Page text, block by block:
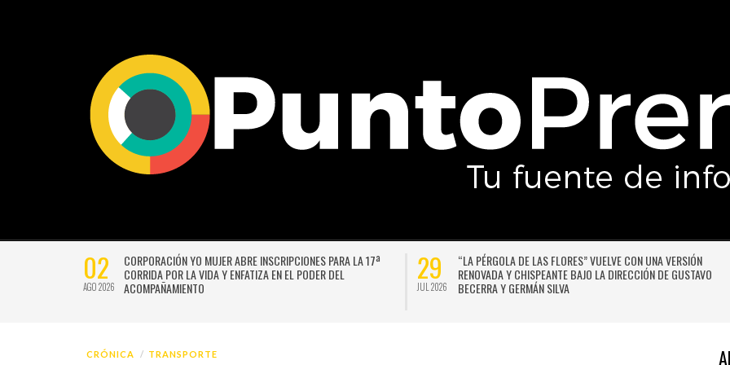
27
JUL 2026
UNIVERSIDAD DE CHILE VENCE CON SUFRIMIENTO A AUDAX
ITALIANO Y SE INSTALA EN LA PELEA POR EL SEGUNDO LUGAR
27
JUL 2026
LA LLUVIA NO DA TREGUA: PRONOSTICAN UN NUEVO SISTEMA
FRONTAL PARA SANTIAGO A COMIENZOS DE LA PRÓXIMA
SEMANA
CRÓNICA TRANSPORTE